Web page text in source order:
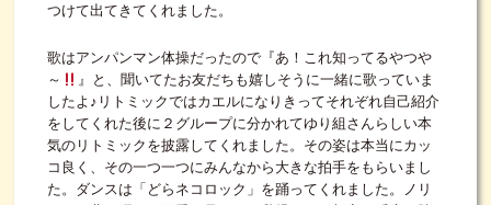
つけて出てきてくれました。
歌はアンパンマン体操だったので『あ！これ知ってるやつや
～
』と、聞いてたお友だちも嬉しそうに一緒に歌っていま
したよ♪リトミックではカエルになりきってそれぞれ自己紹介
をしてくれた後に２グループに分かれてゆり組さんらしい本
気のリトミックを披露してくれました。その姿は本当にカッ
コ良く、その一つ一つにみんなから大きな拍手をもらいまし
た。ダンスは「どらネコロック」を踊ってくれました。ノリ